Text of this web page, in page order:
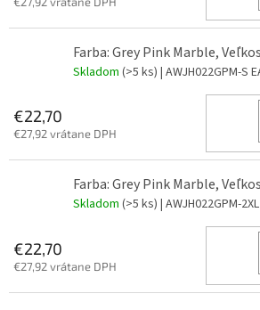
Farba: Grey Pink Marble,
Skladom (>5 ks) | AWJH022GPM-S
€22,70
€27,92 vrátane DPH
Farba: Grey Pink Marble,
Skladom (>5 ks) | AWJH022GPM-2XL
€22,70
€27,92 vrátane DPH